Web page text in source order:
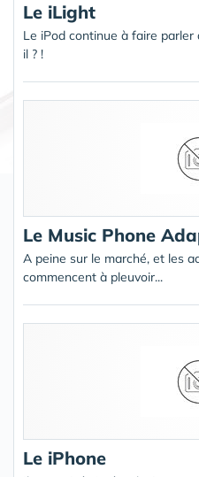
Le iLight
Le iPod continue à faire
il ? !
Le Music Phone
A peine sur le marché, et les
commencent à pleuvoir...
Le iPhone